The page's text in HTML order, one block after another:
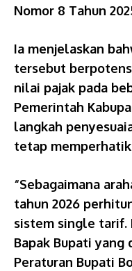
Nomor 8 Tahun
Ia menjelaskan
tersebut
nilai pajak pada
Pemerintah
langkah
tetap
“Sebagaimana
tahun 2026
sistem single tarif.
Bapak Bupati yang
Peraturan Bupati